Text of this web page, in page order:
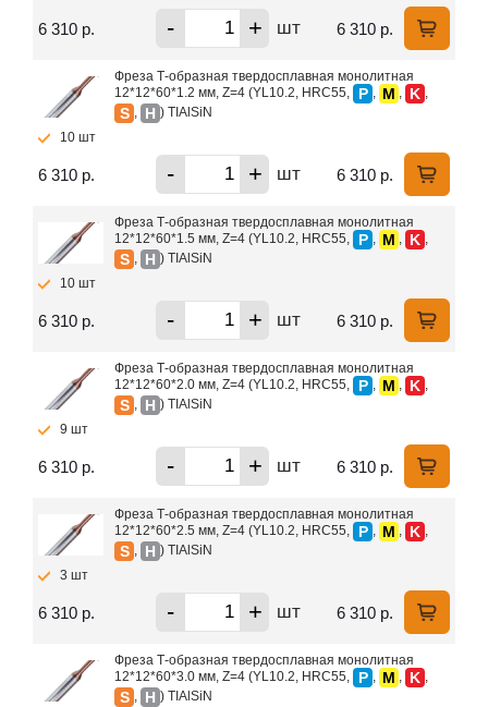
6 310 р. - + шт 6 310 р.
Фреза Т-образная твердосплавная монолитная
12*12*60*1.2 мм, Z=4 (YL10.2, HRC55,
P , M , K ,
S , H ) TIAlSiN
10 шт
6 310 р. - + шт 6 310 р.
Фреза Т-образная твердосплавная монолитная
12*12*60*1.5 мм, Z=4 (YL10.2, HRC55,
P , M , K ,
S , H ) TIAlSiN
10 шт
6 310 р. - + шт 6 310 р.
Фреза Т-образная твердосплавная монолитная
12*12*60*2.0 мм, Z=4 (YL10.2, HRC55,
P , M , K ,
S , H ) TIAlSiN
9 шт
6 310 р. - + шт 6 310 р.
Фреза Т-образная твердосплавная монолитная
12*12*60*2.5 мм, Z=4 (YL10.2, HRC55,
P , M , K ,
S , H ) TIAlSiN
3 шт
6 310 р. - + шт 6 310 р.
Фреза Т-образная твердосплавная монолитная
12*12*60*3.0 мм, Z=4 (YL10.2, HRC55,
P , M , K ,
S , H ) TIAlSiN